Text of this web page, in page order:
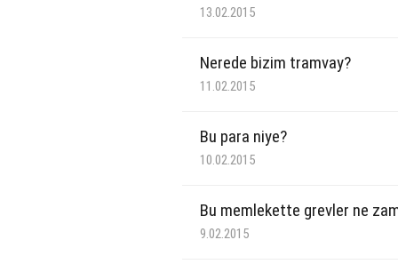
13.02.2015
Nerede bizim tramvay?
11.02.2015
Bu para niye?
10.02.2015
Bu memlekette grevler ne
9.02.2015